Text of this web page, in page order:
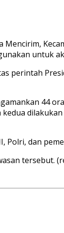
untuk
perintah
44
Polri, dan
tersebut.